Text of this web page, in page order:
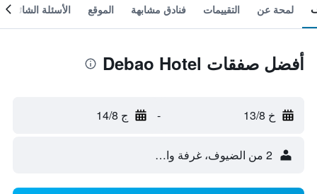
لمحة عن التقييمات فنادق مشابهة الموقع الأسئلة الشائعة
أفضل صفقات Debao Hotel
خ 13/8 - ج 14/8
2 من الضيوف، غرفة واحدة